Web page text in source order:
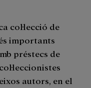
col·lecció de
importants
préstecs de
autors, en el